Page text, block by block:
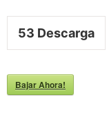
53 Descarga
Bajar Ahora!